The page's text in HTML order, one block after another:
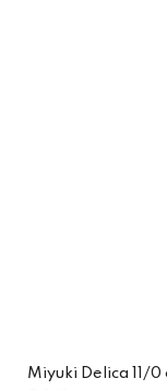
Miyuki Delica 11/